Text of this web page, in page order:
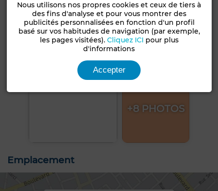
+8 PHOTOS
Emplacement
Nous utilisons nos propres cookies et ceux de tiers à
des fins d'analyse et pour vous montrer des
publicités personnalisées en fonction d'un profil
basé sur vos habitudes de navigation (par exemple,
les pages visitées). Cliquez ICI pour plus
d'informations
Accepter